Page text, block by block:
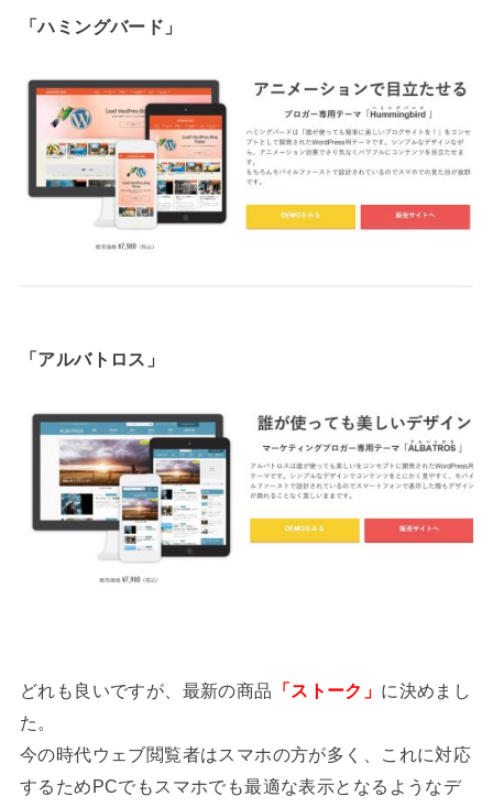
「ハミングバード」
「アルバトロス」
どれも良いですが、最新の商品 「ストーク」 に決めまし
た。
今の時代ウェブ閲覧者はスマホの方が多く、これに対応
するためPCでもスマホでも最適な表示となるようなデ